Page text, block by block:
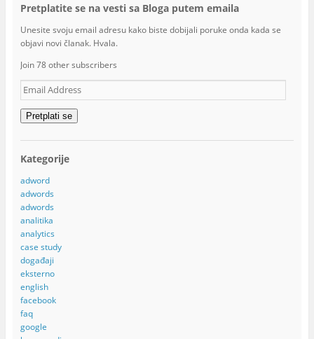
Pretplatite se na vesti sa Bloga putem emaila
Unesite svoju email adresu kako biste dobijali poruke onda kada se
objavi novi članak. Hvala.
Join 78 other subscribers
Email
Address
Pretplati se
Kategorije
adword
adwords
adwords
analitika
analytics
case study
događaji
eksterno
english
facebook
faq
google